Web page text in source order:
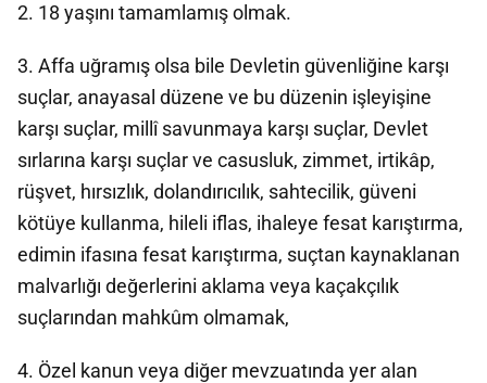
2. 18 yaşını tamamlamış olmak.
3. Affa uğramış olsa bile Devletin güvenliğine karşı
suçlar, anayasal düzene ve bu düzenin işleyişine
karşı suçlar, millî savunmaya karşı suçlar, Devlet
sırlarına karşı suçlar ve casusluk, zimmet, irtikâp,
rüşvet, hırsızlık, dolandırıcılık, sahtecilik, güveni
kötüye kullanma, hileli iflas, ihaleye fesat karıştırma,
edimin ifasına fesat karıştırma, suçtan kaynaklanan
malvarlığı değerlerini aklama veya kaçakçılık
suçlarından mahkûm olmamak,
4. Özel kanun veya diğer mevzuatında yer alan